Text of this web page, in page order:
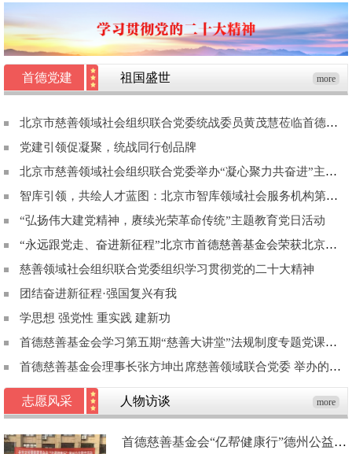
首德党建 祖国盛世 more
北京市慈善领域社会组织联合党委统战委员黄茂慧莅临首德慈善基金会指导工作
党建引领促凝聚，统战同行创品牌
北京市慈善领域社会组织联合党委举办“凝心聚力共奋进”主题党日活动
智库引领，共绘人才蓝图：北京市智库领域社会服务机构第一联合党委调研北京国华人才测评技术研究院
“弘扬伟大建党精神，赓续光荣革命传统”主题教育党日活动
“永远跟党走、奋进新征程”北京市首德慈善基金会荣获北京市慈善领域社会组织联合党委“支持党建工作示范单位”荣誉称号
慈善领域社会组织联合党委组织学习贯彻党的二十大精神
团结奋进新征程·强国复兴有我
学思想 强党性 重实践 建新功
首德慈善基金会学习第五期“慈善大讲堂”法规制度专题党课教育
首德慈善基金会理事长张方坤出席慈善领域联合党委 举办的第三期“慈善大讲堂”意识形态专题讲座
志愿风采 人物访谈 more
首德慈善基金会“亿帮健康行”德州公益理发活动